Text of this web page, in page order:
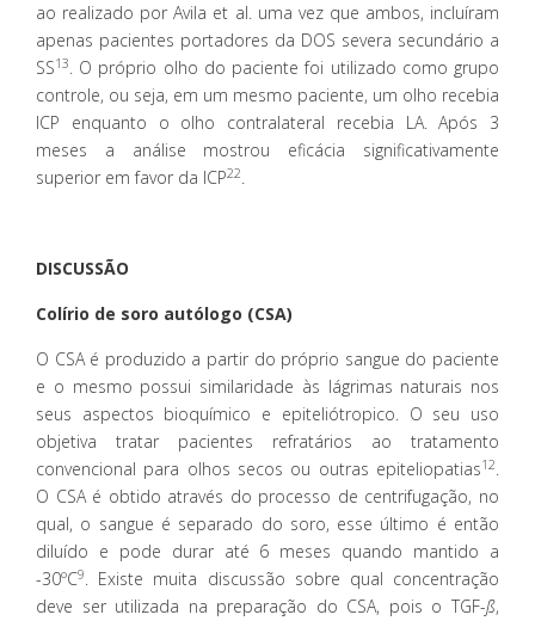
ao realizado por Avila et al. uma vez que ambos, incluíram
apenas pacientes portadores da DOS severa secundário a
SS13. O próprio olho do paciente foi utilizado como grupo
controle, ou seja, em um mesmo paciente, um olho recebia
ICP enquanto o olho contralateral recebia LA. Após 3
meses a análise mostrou eficácia significativamente
superior em favor da ICP22.
DISCUSSÃO
Colírio de soro autólogo (CSA)
O CSA é produzido a partir do próprio sangue do paciente
e o mesmo possui similaridade às lágrimas naturais nos
seus aspectos bioquímico e epiteliótropico. O seu uso
objetiva tratar pacientes refratários ao tratamento
convencional para olhos secos ou outras epiteliopatias12.
O CSA é obtido através do processo de centrifugação, no
qual, o sangue é separado do soro, esse último é então
diluído e pode durar até 6 meses quando mantido a
-30ºC9. Existe muita discussão sobre qual concentração
deve ser utilizada na preparação do CSA, pois o TGF-ß,